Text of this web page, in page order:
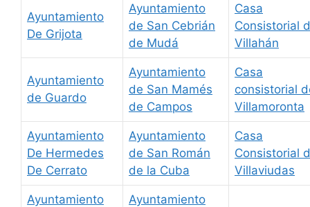
Ayuntamiento
De Grijota
Ayuntamiento
de San Cebrián
de Mudá
Casa
Consistorial
Villahán
Ayuntamiento
de Guardo
Ayuntamiento
de San Mamés
de Campos
Casa
consistorial
Villamoronta
Ayuntamiento
De Hermedes
De Cerrato
Ayuntamiento
de San Román
de la Cuba
Casa
Consistorial
Villaviudas
Ayuntamiento
Ayuntamiento